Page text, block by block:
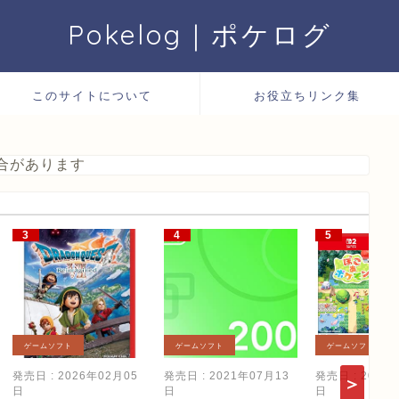
Pokelog｜ポケログ
このサイトについて お役立ちリンク集
があります
ゲームソフト
発売日 : 2026年02月05
日
ゲームソフト
発売日 : 2021年07月13
日
ゲームソフト
発売日 : 2026
日